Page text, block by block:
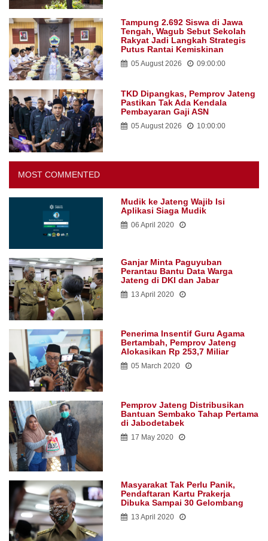
Tampung 2.692 Siswa di Jawa
Tengah, Wagub Sebut Sekolah
Rakyat Jadi Langkah Strategis
Putus Rantai Kemiskinan
05 August 2026 09:00:00
TKD Dipangkas, Pemprov Jateng
Pastikan Tak Ada Kendala
Pembayaran Gaji ASN
05 August 2026 10:00:00
MOST COMMENTED
Mudik ke Jateng Wajib Isi
Aplikasi Siaga Mudik
06 April 2020
Ganjar Minta Paguyuban
Perantau Bantu Data Warga
Jateng di DKI dan Jabar
13 April 2020
Penerima Insentif Guru Agama
Bertambah, Pemprov Jateng
Alokasikan Rp 253,7 Miliar
05 March 2020
Pemprov Jateng Distribusikan
Bantuan Sembako Tahap Pertama
di Jabodetabek
17 May 2020
Masyarakat Tak Perlu Panik,
Pendaftaran Kartu Prakerja
Dibuka Sampai 30 Gelombang
13 April 2020